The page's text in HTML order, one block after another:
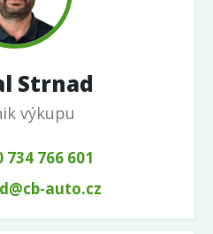
Strnad
výkupu
734 766 601
auto.cz